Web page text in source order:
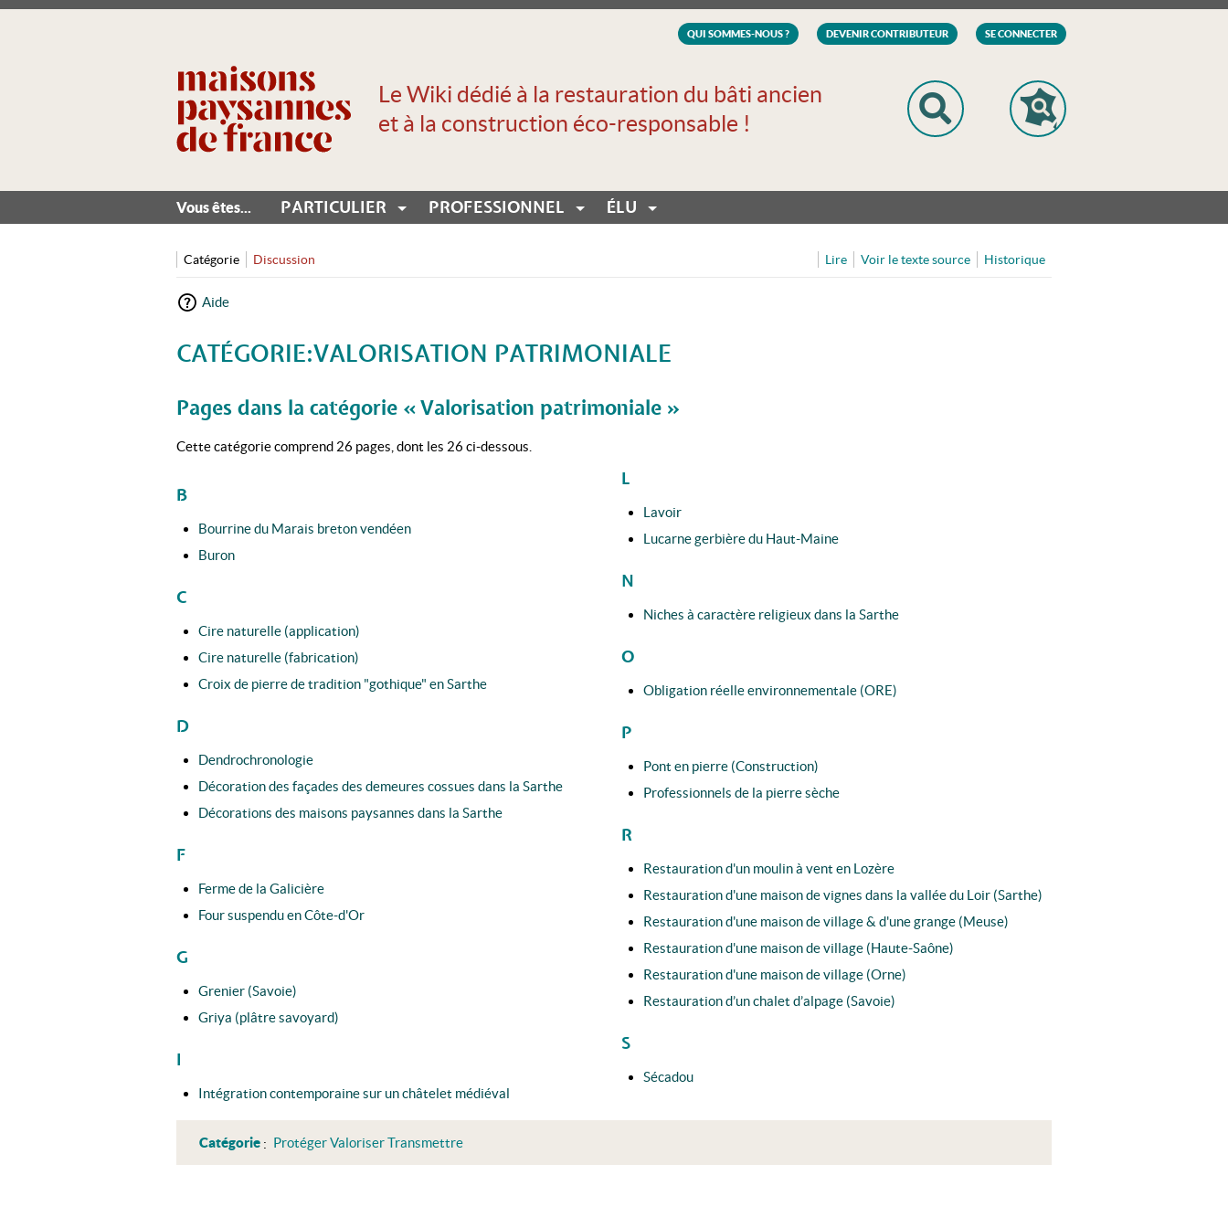
QUI SOMMES-NOUS ? DEVENIR CONTRIBUTEUR SE CONNECTER
Le Wiki dédié à la restauration du bâti ancien
et à la construction éco-responsable !
Vous êtes... PARTICULIER PROFESSIONNEL ÉLU
Catégorie Discussion Lire Voir le texte source Historique
Aide
CATÉGORIE:VALORISATION PATRIMONIALE
Pages dans la catégorie « Valorisation patrimoniale »
Cette catégorie comprend 26 pages, dont les 26 ci-dessous.
B
Bourrine du Marais breton vendéen
Buron
C
Cire naturelle (application)
Cire naturelle (fabrication)
Croix de pierre de tradition "gothique" en Sarthe
D
Dendrochronologie
Décoration des façades des demeures cossues dans la Sarthe
Décorations des maisons paysannes dans la Sarthe
F
Ferme de la Galicière
Four suspendu en Côte-d'Or
G
Grenier (Savoie)
Griya (plâtre savoyard)
I
Intégration contemporaine sur un châtelet médiéval
L
Lavoir
Lucarne gerbière du Haut-Maine
N
Niches à caractère religieux dans la Sarthe
O
Obligation réelle environnementale (ORE)
P
Pont en pierre (Construction)
Professionnels de la pierre sèche
R
Restauration d'un moulin à vent en Lozère
Restauration d'une maison de vignes dans la vallée du Loir (Sarthe)
Restauration d'une maison de village & d'une grange (Meuse)
Restauration d'une maison de village (Haute-Saône)
Restauration d'une maison de village (Orne)
Restauration d’un chalet d’alpage (Savoie)
S
Sécadou
Catégorie : Protéger Valoriser Transmettre